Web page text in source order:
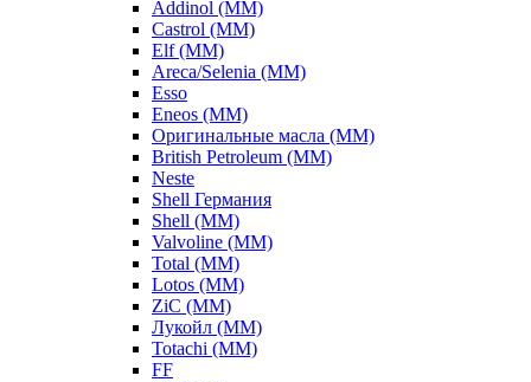
Addinol (ММ)
Castrol (ММ)
Elf (ММ)
Areca/Selenia (ММ)
Esso
Eneos (ММ)
Оригинальные масла (ММ)
British Petroleum (ММ)
Neste
Shell Германия
Shell (ММ)
Valvoline (ММ)
Total (ММ)
Lotos (ММ)
ZiC (ММ)
Лукойл (ММ)
Totachi (MM)
FF